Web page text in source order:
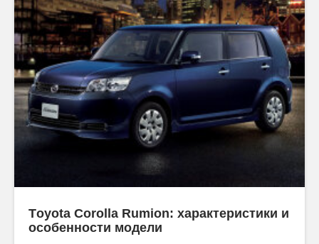
Тoyota Сorolla Rumion: характеристики и
особенности модели